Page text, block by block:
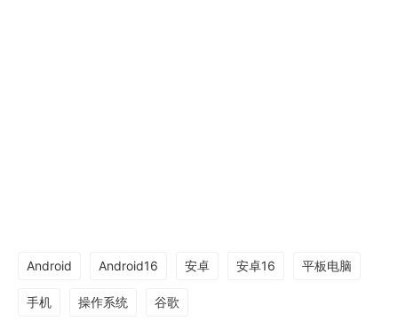
Android Android16 安卓 安卓16 平板电脑
手机 操作系统 谷歌